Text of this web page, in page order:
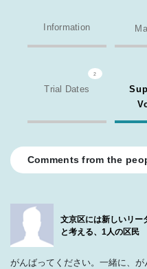
Information
2
Trial Dates
Comments from the
文京区には新しいリー
と考える、1人の区民
がんばってください。一緒に、